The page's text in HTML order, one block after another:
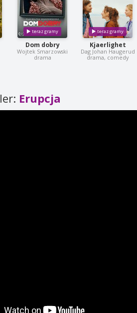
Dom dobry
Wojtek Smarzowski
drama
Kjaerlighet
Dag Johan Haugerud
drama, comedy
Erupcja